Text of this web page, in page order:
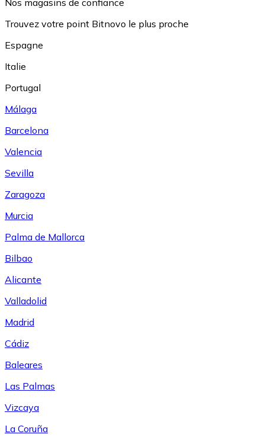
Nos magasins de confiance
Trouvez votre point Bitnovo le plus proche
Espagne
Italie
Portugal
Málaga
Barcelona
Valencia
Sevilla
Zaragoza
Murcia
Palma de Mallorca
Bilbao
Alicante
Valladolid
Madrid
Cádiz
Baleares
Las Palmas
Vizcaya
La Coruña